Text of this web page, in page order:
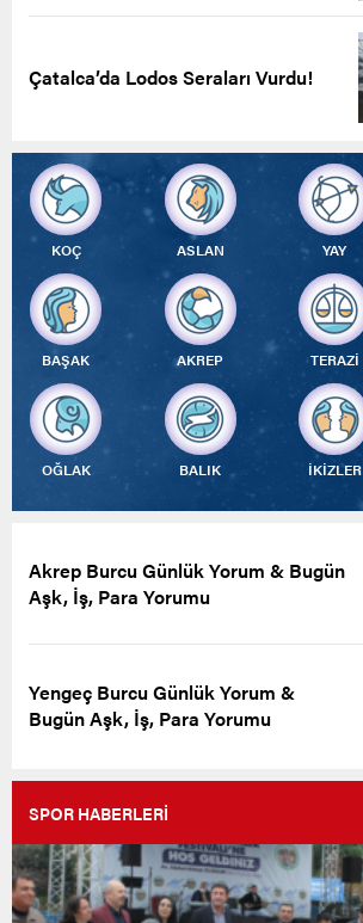
Çatalca’da Lodos Seraları Vurdu!
KOÇ ASLAN YAY
BAŞAK AKREP TERAZİ
OĞLAK BALIK İKİZLER
Akrep Burcu Günlük Yorum & Bugün
Aşk, İş, Para Yorumu
Yengeç Burcu Günlük Yorum &
Bugün Aşk, İş, Para Yorumu
SPOR HABERLERİ